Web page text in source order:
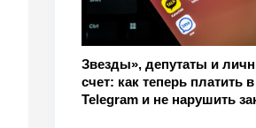
Звезды», депутаты и
счет: как теперь платить в
Telegram и не нарушить